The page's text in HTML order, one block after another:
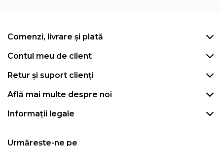
Comenzi, livrare și plată
Contul meu de client
Retur și suport clienți
Află mai multe despre noi
Informații legale
Urmărește-ne pe